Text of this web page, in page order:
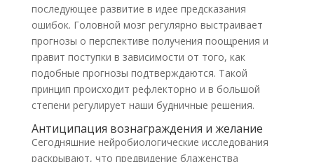
последующее развитие в идее предсказания
ошибок. Головной мозг регулярно выстраивает
прогнозы о перспективе получения поощрения и
правит поступки в зависимости от того, как
подобные прогнозы подтверждаются. Такой
принцип происходит рефлекторно и в большой
степени регулирует наши будничные решения.
Антиципация вознаграждения и желание
Сегодняшние нейробиологические исследования
раскрывают, что предвидение блаженства